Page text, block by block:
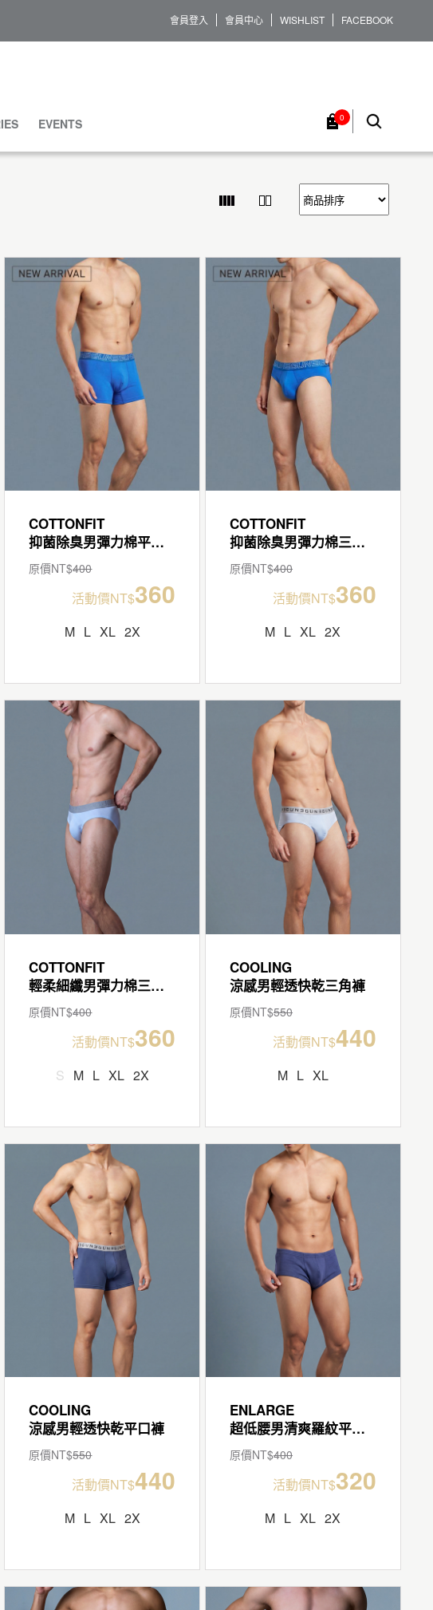
會員登入 會員中心 WISHLIST FACEBOOK
EVENTS 0
COTTONFIT
抑菌除臭男彈力棉平口褲
原價NT$400
活動價NT$360
M L XL 2X
COTTONFIT
抑菌除臭男彈力棉三角褲
原價NT$400
活動價NT$360
M L XL 2X
COTTONFIT
輕柔細纖男彈力棉三角褲
原價NT$400
活動價NT$360
S M L XL 2X
COOLING
涼感男輕透快乾三角褲
原價NT$550
活動價NT$440
M L XL
COOLING
涼感男輕透快乾平口褲
原價NT$550
活動價NT$440
M L XL 2X
ENLARGE
超低腰男清爽羅紋平口褲
原價NT$400
活動價NT$320
M L XL 2X